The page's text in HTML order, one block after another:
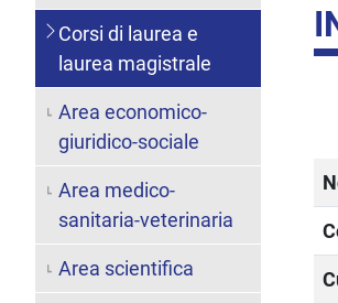
Corsi di laurea e
laurea magistrale
Area economico-
giuridico-sociale
Area medico-
sanitaria-veterinaria
Area scientifica